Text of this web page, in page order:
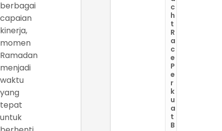
berbagai
capaian
kinerja,
momen
Ramadan
menjadi
waktu
yang
tepat
untuk
c
h
t
R
a
c
e
P
e
r
k
u
a
t
B